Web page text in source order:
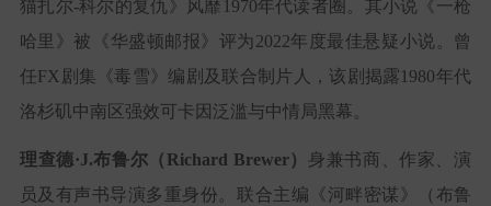
猫扎尔-科尔的复仇》风靡1970年代读者圈。其小说《一枪
哈里》被《华盛顿邮报》评为2022年度最佳悬疑小说。曾
任FX剧集《毒雪》编剧及联合制片人，该剧揭露1980年代
洛杉矶中南区强效可卡因泛滥与中情局黑幕。
理查德·J.布鲁尔（ Richard Brewer）
身兼书商、作家、演
员及有声书导演多重身份。联合主编《河畔密谋》（布鲁